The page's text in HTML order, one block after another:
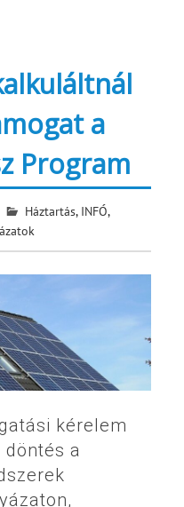
a
Program
Háztartás, INFÓ,
kérelem
a